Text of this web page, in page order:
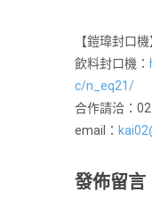
【鎧瑋封口機
飲料封口機：
c/n_eq21/
合作請洽：
email：
發佈留言